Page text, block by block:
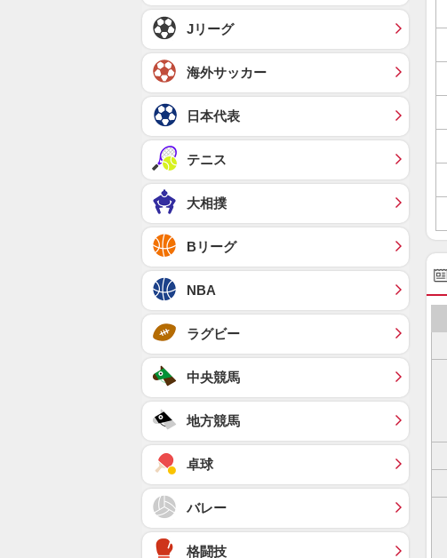
Jリーグ
海外サッカー
日本代表
テニス
大相撲
Bリーグ
NBA
ラグビー
中央競馬
地方競馬
卓球
バレー
格闘技